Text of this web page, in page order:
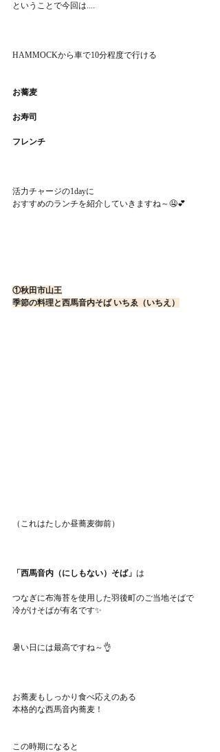
ということで今回は....
HAMMOCKから車で10分程度で行ける
お蕎麦
お寿司
フレンチ
活力チャージの1dayに
おすすめのランチを紹介していきますね～🤤💕
①秋田市山王
季節の料理と西馬音内そば いちゑ（いちえ）
（これはたしか昼蕎麦御前）
「西馬音内（にしもない）そば」 は
つなぎに布海苔を使用した羽後町のご当地そばで
冷がけそばが有名です✨
暑い日には最高ですね～👌
お蕎麦もしっかり食べ応えのある
本格的な西馬音内蕎麦！
この時期になると